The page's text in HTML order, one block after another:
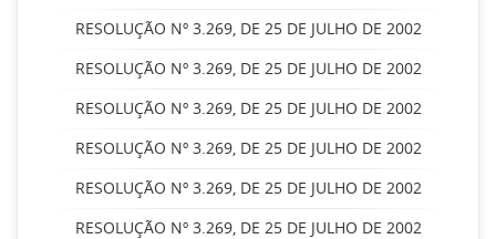
RESOLUÇÃO Nº 3.269, DE 25 DE JULHO DE 2002
RESOLUÇÃO Nº 3.269, DE 25 DE JULHO DE 2002
RESOLUÇÃO Nº 3.269, DE 25 DE JULHO DE 2002
RESOLUÇÃO Nº 3.269, DE 25 DE JULHO DE 2002
RESOLUÇÃO Nº 3.269, DE 25 DE JULHO DE 2002
RESOLUÇÃO Nº 3.269, DE 25 DE JULHO DE 2002